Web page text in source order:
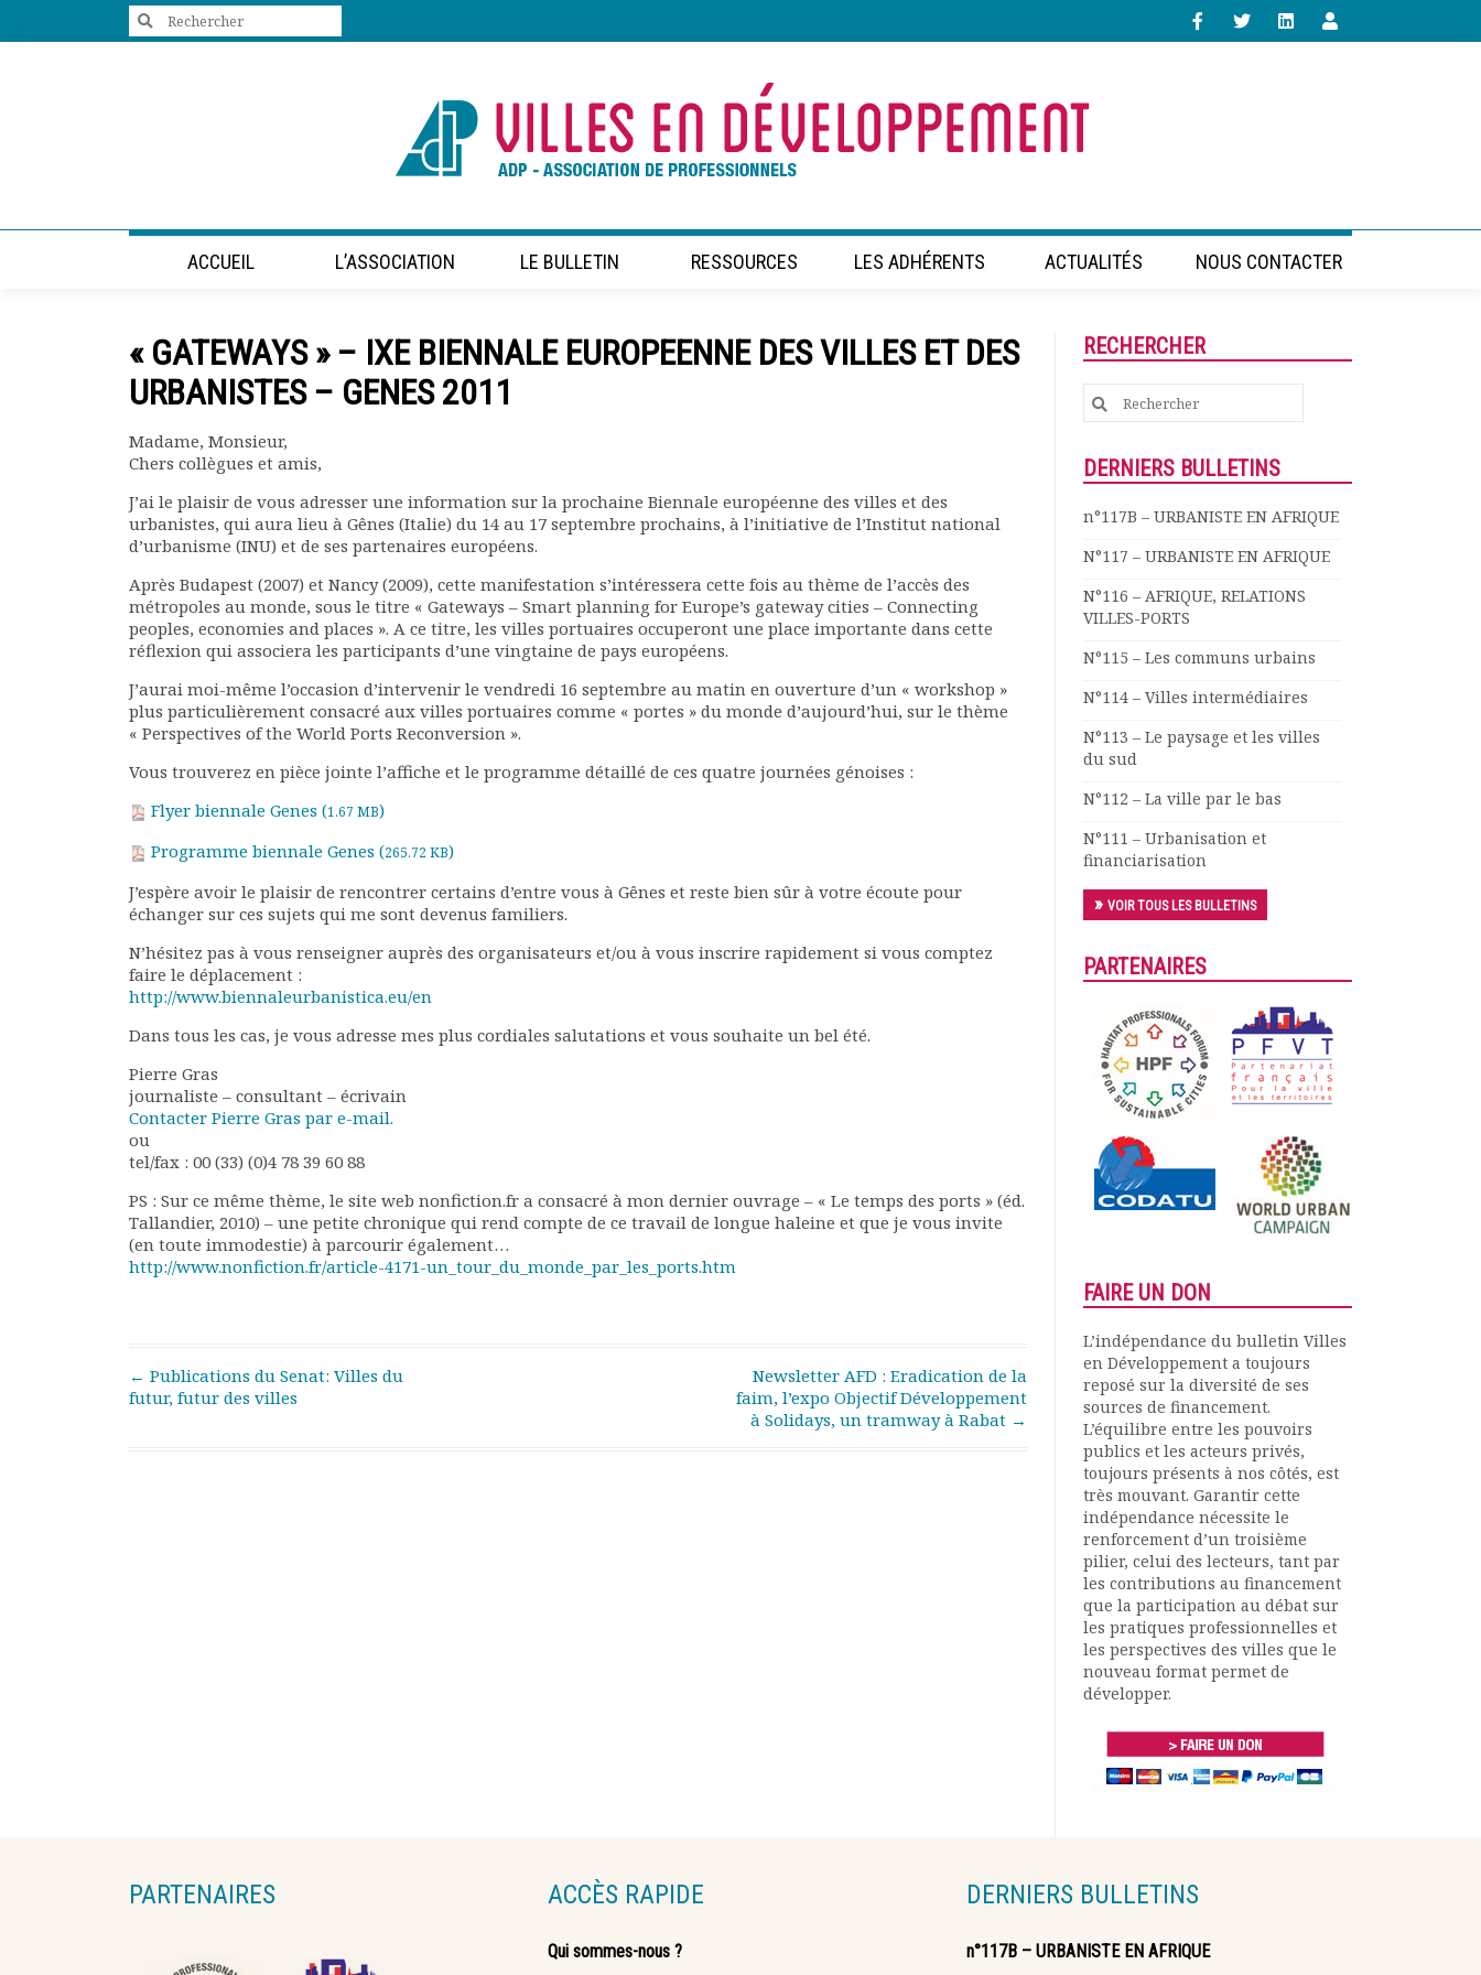
Statuts de l’association
Vie de l’association
Calendrier des activités
Assemblées générales
Rapports moraux
Rapports financiers
Présentation du bulletin
Comité de rédaction
développement
Podcast-AdP
Dîners débats
Journées d’études
Evénements
Publications et rapports
Offres d’emploi
Search
ACCUEIL L’ASSOCIATION LE BULLETIN RESSOURCES LES ADHÉRENTS ACTUALITÉS NOUS CONTACTER
« GATEWAYS » – IXE BIENNALE EUROPEENNE DES VILLES ET DES
URBANISTES – GENES 2011
Madame, Monsieur,
Chers collègues et amis,
J’ai le plaisir de vous adresser une information sur la prochaine Biennale européenne des villes et des
urbanistes, qui aura lieu à Gênes (Italie) du 14 au 17 septembre prochains, à l’initiative de l’Institut national
d’urbanisme (INU) et de ses partenaires européens.
Après Budapest (2007) et Nancy (2009), cette manifestation s’intéressera cette fois au thème de l’accès des
métropoles au monde, sous le titre « Gateways – Smart planning for Europe’s gateway cities – Connecting
peoples, economies and places ». A ce titre, les villes portuaires occuperont une place importante dans cette
réflexion qui associera les participants d’une vingtaine de pays européens.
J’aurai moi-même l’occasion d’intervenir le vendredi 16 septembre au matin en ouverture d’un « workshop »
plus particulièrement consacré aux villes portuaires comme « portes » du monde d’aujourd’hui, sur le thème
« Perspectives of the World Ports Reconversion ».
Vous trouverez en pièce jointe l’affiche et le programme détaillé de ces quatre journées génoises :
Flyer biennale Genes (1.67 MB)
Programme biennale Genes (265.72 KB)
J’espère avoir le plaisir de rencontrer certains d’entre vous à Gênes et reste bien sûr à votre écoute pour
échanger sur ces sujets qui me sont devenus familiers.
N’hésitez pas à vous renseigner auprès des organisateurs et/ou à vous inscrire rapidement si vous comptez
faire le déplacement :
http://www.biennaleurbanistica.eu/en
Dans tous les cas, je vous adresse mes plus cordiales salutations et vous souhaite un bel été.
Pierre Gras
journaliste – consultant – écrivain
Contacter Pierre Gras par e-mail.
ou
tel/fax : 00 (33) (0)4 78 39 60 88
PS : Sur ce même thème, le site web nonfiction.fr a consacré à mon dernier ouvrage – « Le temps des ports » (éd.
Tallandier, 2010) – une petite chronique qui rend compte de ce travail de longue haleine et que je vous invite
(en toute immodestie) à parcourir également…
http://www.nonfiction.fr/article-4171-un_tour_du_monde_par_les_ports.htm
Post navigation
← Publications du Senat: Villes du
futur, futur des villes
Newsletter AFD : Eradication de la
faim, l’expo Objectif Développement
à Solidays, un tramway à Rabat →
RECHERCHER
Search
for:
DERNIERS BULLETINS
n°117B – URBANISTE EN AFRIQUE
N°117 – URBANISTE EN AFRIQUE
N°116 – AFRIQUE, RELATIONS
VILLES-PORTS
N°115 – Les communs urbains
N°114 – Villes intermédiaires
N°113 – Le paysage et les villes
du sud
N°112 – La ville par le bas
N°111 – Urbanisation et
financiarisation
VOIR TOUS LES BULLETINS
PARTENAIRES
FAIRE UN DON
L’indépendance du bulletin Villes
en Développement a toujours
reposé sur la diversité de ses
sources de financement.
L’équilibre entre les pouvoirs
publics et les acteurs privés,
toujours présents à nos côtés, est
très mouvant. Garantir cette
indépendance nécessite le
renforcement d’un troisième
pilier, celui des lecteurs, tant par
les contributions au financement
que la participation au débat sur
les pratiques professionnelles et
les perspectives des villes que le
nouveau format permet de
développer.
PARTENAIRES ACCÈS RAPIDE
Qui sommes-nous ?
DERNIERS BULLETINS
n°117B – URBANISTE EN AFRIQUE